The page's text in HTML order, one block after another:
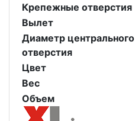
Крепежные отверстия
Вылет
Диаметр центрального
отверстия
Цвет
Вес
Объем